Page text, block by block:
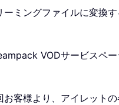
ーミングファイルに変換
VODサービスペー
お客様より、アイレット